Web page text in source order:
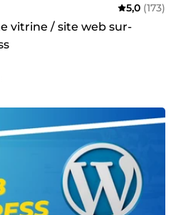
5,0 (173)
vitrine / site web sur-